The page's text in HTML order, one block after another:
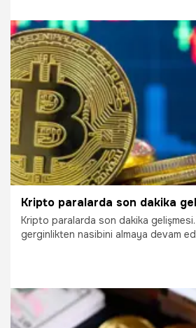
yeniden 24 bin dolar sınırını aştı.
11.08.2022 Ekonomi
Kripto paralarda son dakika
gerginlikten nasibini almaya devam
kararını açıklamasının ardından güç
vadeli istikrar oluşmadı. İşte tüm